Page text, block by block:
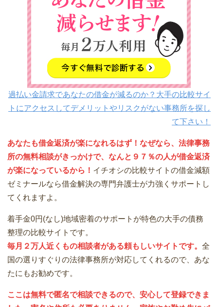
過払い金請求であなたの借金が減るのか？大手の比較サイ
トにアクセスしてデメリットやリスクがない事務所を探し
て下さい！
あなたも借金返済が楽になれるはず！なぜなら、法律事務
所の無料相談がきっかけで、なんと９７％の人が借金返済
が楽になっているから！ イチオシの比較サイトの借金減額
ゼミナールなら借金解決の専門弁護士が力強くサポートし
てくれますよ。
着手金0円(なし)地域密着のサポートが特色の大手の債務
整理の比較サイトです。
毎月２万人近くもの相談者がある頼もしいサイトです。 全
国の選りすぐりの法律事務所が対応してくれるので、あな
たにもお勧めです。
ここは無料で匿名で相談できるので、安心して登録できま